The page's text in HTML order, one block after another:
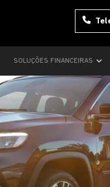
SOLUÇÕES FINANCEIRAS